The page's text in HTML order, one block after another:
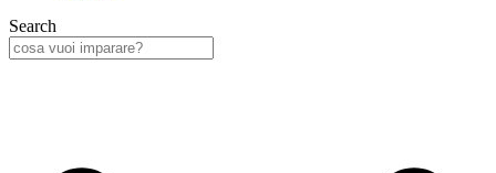
Search